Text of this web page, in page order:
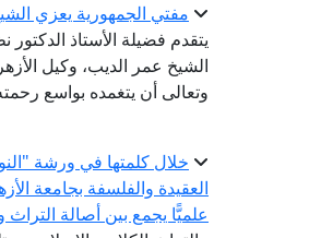
مفتي الجمهورية يعزي
يتقدم فضيلة الأستاذ
الشيخ عمر الديب، وكيل
وتعالى أن يتغمده بواسع
خلال كلمتها في ورشة
العقيدة والفلسفة بجامعة
علميًّا يجمع بين أصالة التراث